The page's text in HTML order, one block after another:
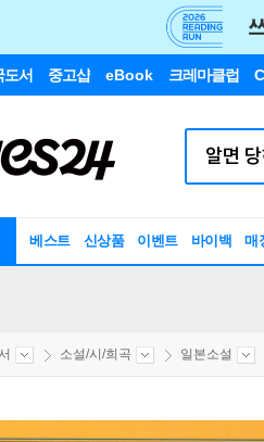
도서 중고샵 eBook 크레마클럽
베스트 신상품 이벤트 바이백 매
소설/시/희곡 일본소설